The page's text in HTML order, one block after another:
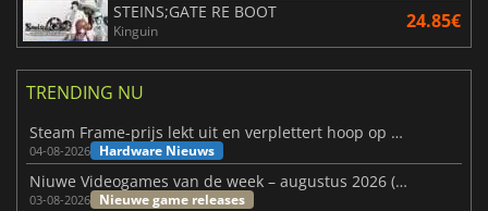
STEINS;GATE RE BOOT
Kinguin 24.85€
TRENDING NU
Steam Frame-prijs lekt uit en verplettert hoop op betaalbare VR
04-08-2026 Hardware Nieuws
Niuwe Videogames van de week – augustus 2026 (week 32)
03-08-2026 Nieuwe game releases